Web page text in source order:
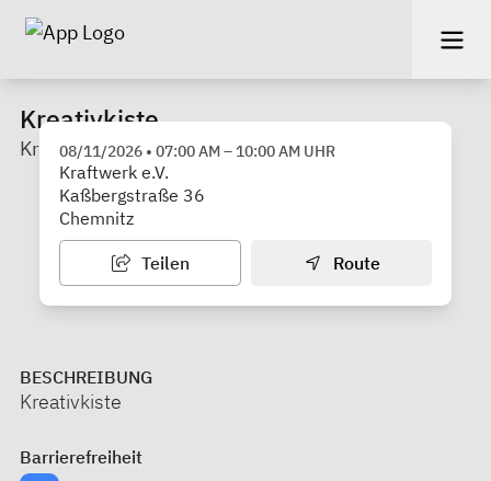
Kreativkiste
Kraftwerk e. V.
08/11/2026 • 07:00 AM– 10:00 AM UHR
Kraftwerk e.V.
Kaßbergstraße 36
Chemnitz
Teilen Route
BESCHREIBUNG
Kreativkiste
Barrierefreiheit